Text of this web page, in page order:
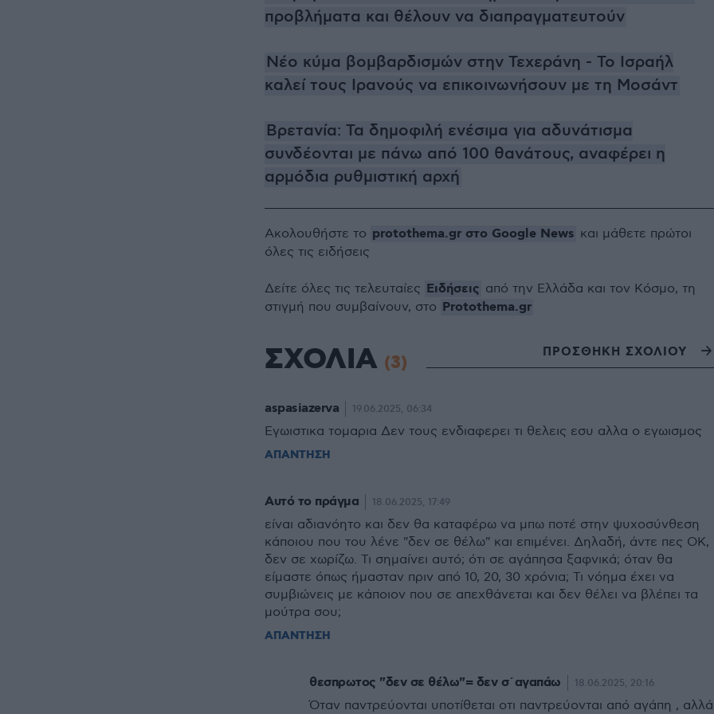
προβλήματα και θέλουν να διαπραγματευτούν
Νέο κύμα βομβαρδισμών στην Τεχεράνη - Το Ισραήλ
καλεί τους Ιρανούς να επικοινωνήσουν με τη Μοσάντ
Βρετανία: Τα δημοφιλή ενέσιμα για αδυνάτισμα
συνδέονται με πάνω από 100 θανάτους, αναφέρει η
αρμόδια ρυθμιστική αρχή
Ακολουθήστε το protothema.gr στο Google News και μάθετε πρώτοι
όλες τις ειδήσεις
Δείτε όλες τις τελευταίες Ειδήσεις από την Ελλάδα και τον Κόσμο, τη
στιγμή που συμβαίνουν, στο Protothema.gr
ΣΧΟΛΙΑ (3) ΠΡΟΣΘΗΚΗ ΣΧΟΛΙΟΥ
aspasiazerva 19.06.2025, 06:34
Eγωιστικα τομαρια Δεν τους ενδιαφερει τι θελεις εσυ αλλα ο εγωισμος
ΑΠΑΝΤΗΣΗ
Αυτό το πράγμα 18.06.2025, 17:49
είναι αδιανόητο και δεν θα καταφέρω να μπω ποτέ στην ψυχοσύνθεση
κάποιου που του λένε "δεν σε θέλω" και επιμένει. Δηλαδή, άντε πες ΟΚ,
δεν σε χωρίζω. Τι σημαίνει αυτό; ότι σε αγάπησα ξαφνικά; όταν θα
είμαστε όπως ήμασταν πριν από 10, 20, 30 χρόνια; Τι νόημα έχει να
συμβιώνεις με κάποιον που σε απεχθάνεται και δεν θέλει να βλέπει τα
μούτρα σου;
ΑΠΑΝΤΗΣΗ
θεσπρωτος "δεν σε θέλω"= δεν σ΄αγαπάω 18.06.2025, 20:16
Όταν παντρεύονται υποτίθεται οτι παντρεύονται από αγάπη , αλλά